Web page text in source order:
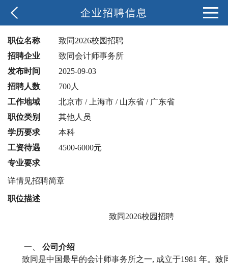
企业招聘信息
职位名称
致同2026校园招聘
招聘企业
致同会计师事务所
发布时间
2025-09-03
招聘人数
700人
工作地域
北京市 / 上海市 / 山东省 / 广东省
职位类别
其他人员
学历要求
本科
工资待遇
4500-6000元
专业要求
详情见招聘简章
职位描述
致同2026校园招聘
一、 公司介绍
致同是中国最早的会计师事务所之一, 成立于1981 年。致